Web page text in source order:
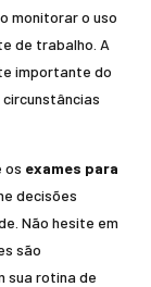
monitorar o uso
de trabalho. A
importante do
os exames para
decisões
Não hesite em
são
sua rotina de